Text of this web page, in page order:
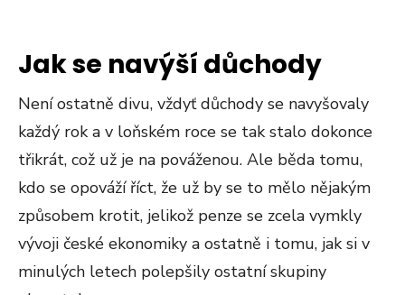
Jak se navýší důchody
Není ostatně divu, vždyť důchody se navyšovaly
každý rok a v loňském roce se tak stalo dokonce
třikrát, což už je na pováženou. Ale běda tomu,
kdo se opováží říct, že už by se to mělo nějakým
způsobem krotit, jelikož penze se zcela vymkly
vývoji české ekonomiky a ostatně i tomu, jak si v
minulých letech polepšily ostatní skupiny